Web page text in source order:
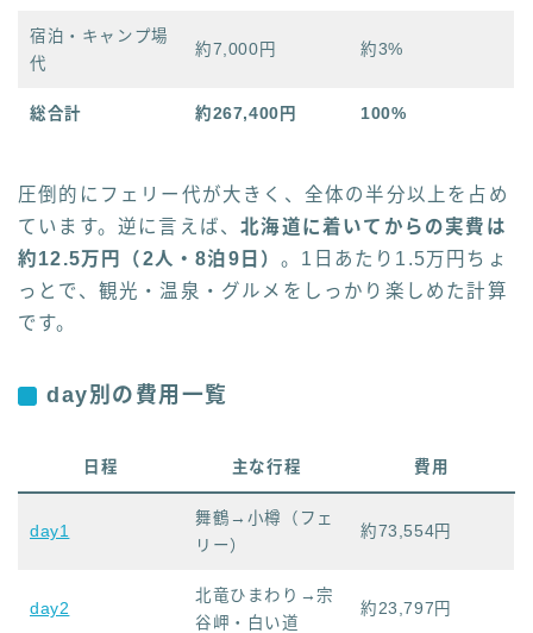
宿泊・キャンプ場
代
約7,000円 約3%
総合計 約267,400円 100%
圧倒的にフェリー代が大きく、全体の半分以上を占め
ています。逆に言えば、北海道に着いてからの実費は
約12.5万円（2人・8泊9日）。1日あたり1.5万円ちょ
っとで、観光・温泉・グルメをしっかり楽しめた計算
です。
day別の費用一覧
日程 主な行程 費用
day1
舞鶴→小樽（フェ
リー）
約73,554円
day2
北竜ひまわり→宗
谷岬・白い道
約23,797円